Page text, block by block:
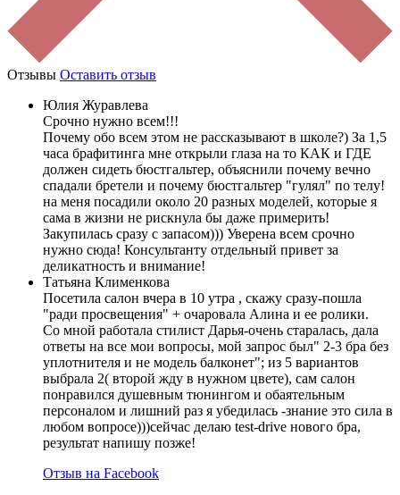
Отзывы Оставить отзыв
Юлия Журавлева
Срочно нужно всем!!!
Почему обо всем этом не рассказывают в школе?) За 1,5
часа брафитинга мне открыли глаза на то КАК и ГДЕ
должен сидеть бюстгальтер, объяснили почему вечно
спадали бретели и почему бюстгальтер "гулял" по телу!
на меня посадили около 20 разных моделей, которые я
сама в жизни не рискнула бы даже примерить!
Закупилась сразу с запасом))) Уверена всем срочно
нужно сюда! Консультанту отдельный привет за
деликатность и внимание!
Татьяна Клименкова
Посетила салон вчера в 10 утра , скажу сразу-пошла
"ради просвещения" + очаровала Алина и ее ролики.
Со мной работала стилист Дарья-очень старалась, дала
ответы на все мои вопросы, мой запрос был" 2-3 бра без
уплотнителя и не модель балконет"; из 5 вариантов
выбрала 2( второй жду в нужном цвете), сам салон
понравился душевным тюнингом и обаятельным
персоналом и лишний раз я убедилась -знание это сила в
любом вопросе)))сейчас делаю test-drive нового бра,
результат напишу позже!
Отзыв на Facebook